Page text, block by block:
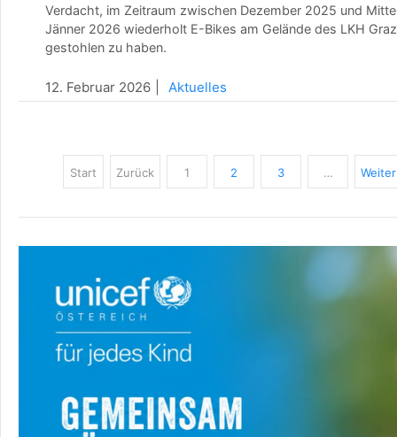
Verdacht, im Zeitraum zwischen Dezember 2025 und Mitte
Jänner 2026 wiederholt E-Bikes am Gelände des LKH Graz
gestohlen zu haben.
12. Februar 2026 Aktuelles
Start Zurück 1 2 3 … Weiter